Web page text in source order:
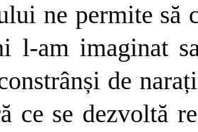
ne permite să
l-am imaginat
de
ce se dezvoltă